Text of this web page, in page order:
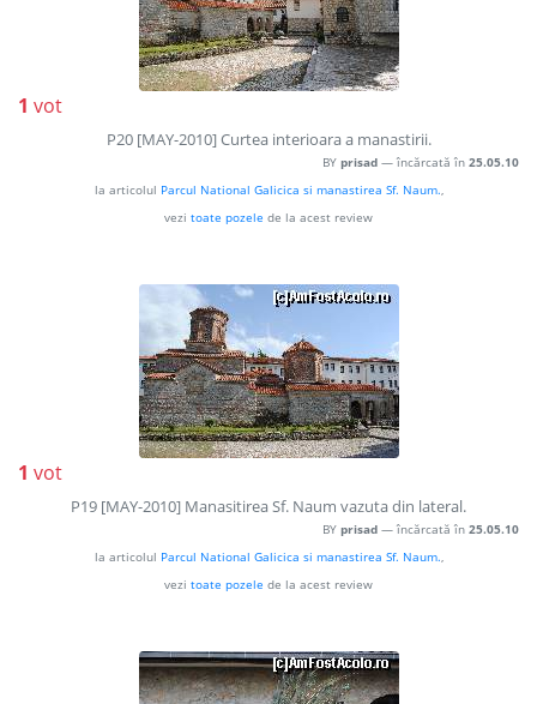
1 vot
P20 [MAY-2010] Curtea interioara a manastirii.
BY prisad — încărcată în 25.05.10
la articolul Parcul National Galicica si manastirea Sf. Naum.,
vezi toate pozele de la acest review
1 vot
P19 [MAY-2010] Manasitirea Sf. Naum vazuta din lateral.
BY prisad — încărcată în 25.05.10
la articolul Parcul National Galicica si manastirea Sf. Naum.,
vezi toate pozele de la acest review